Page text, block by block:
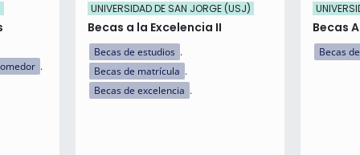
UNIVERSIDAD DE SAN JORGE (USJ)
Becas a la Excelencia II
Becas de estudios
Becas de matrícula
Becas de excelencia
Becas
Becas